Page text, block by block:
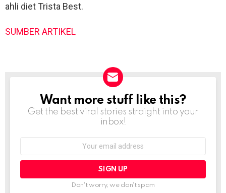
ahli diet Trista Best.
SUMBER ARTIKEL
NEWSLETTER
Want more stuff like this?
Get the best viral stories straight into your
inbox!
Don't worry, we don't spam